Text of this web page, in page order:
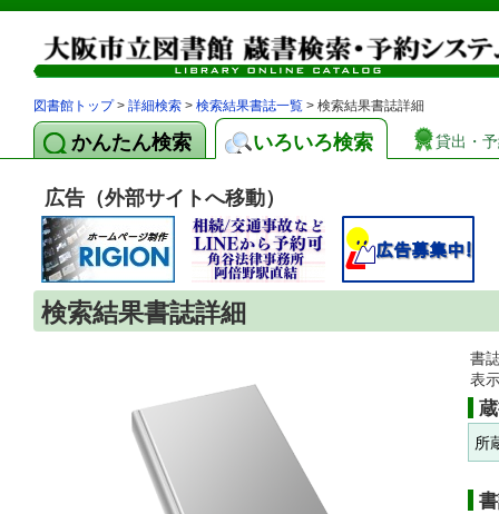
図書館トップ> 詳細検索 > 検索結果書誌一覧 > 検索結果書誌詳細
かんたん検索 いろいろ検索 貸出・
広告（外部サイトへ移動）
検索結果書誌詳細
書
表
所